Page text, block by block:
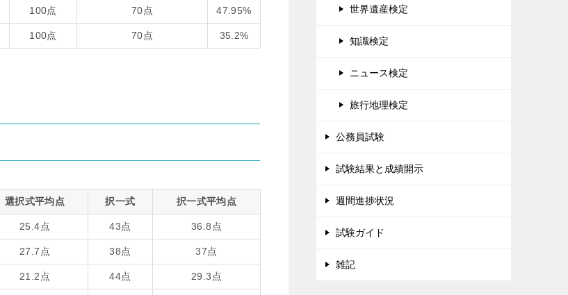
100点 70点 47.95%
100点 70点 35.2%
選択式平均点 択一式 択一式平均点
25.4点 43点 36.8点
27.7点 38点 37点
21.2点 44点 29.3点
世界遺産検定
知識検定
ニュース検定
旅行地理検定
公務員試験
試験結果と成績開示
週間進捗状況
試験ガイド
雑記